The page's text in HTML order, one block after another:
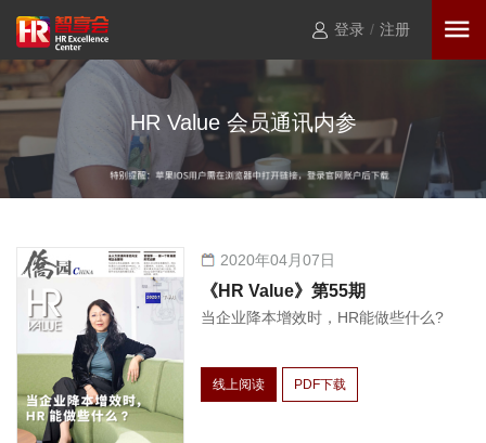
登录 / 注册
HR Value 会员通讯内参
2020年04月07日
《HR Value》第55期
当企业降本增效时，HR能做些什么?
线上阅读 PDF下载